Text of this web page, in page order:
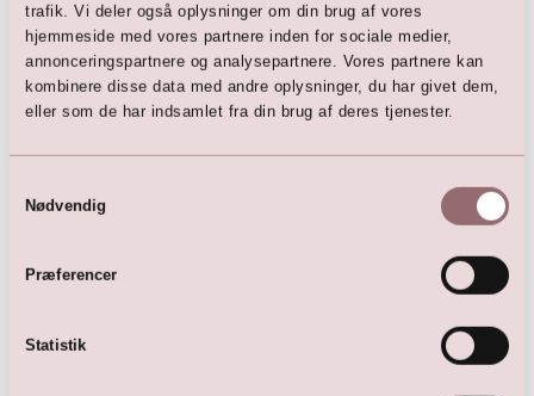
trafik. Vi deler også oplysninger om din brug af vores
hjemmeside med vores partnere inden for sociale medier,
annonceringspartnere og analysepartnere. Vores partnere kan
kombinere disse data med andre oplysninger, du har givet dem,
eller som de har indsamlet fra din brug af deres tjenester.
Nødvendig
Præferencer
Statistik
Her er favoritterne
Øreringe